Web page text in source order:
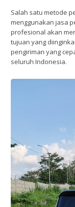
Salah satu metode
menggunakan jasa
profesional akan
tujuan yang
pengiriman yang
seluruh Indonesia.